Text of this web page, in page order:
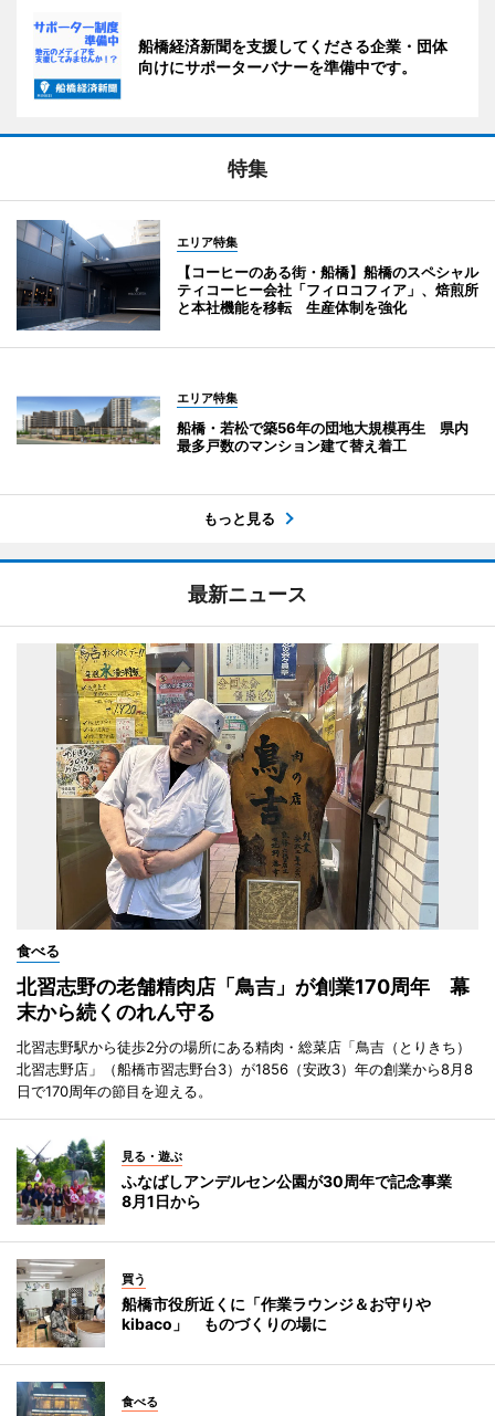
船橋経済新聞を支援してくださる企業・団体
向けにサポーターバナーを準備中です。
特集
エリア特集
【コーヒーのある街・船橋】船橋のスペシャル
ティコーヒー会社「フィロコフィア」、焙煎所
と本社機能を移転 生産体制を強化
エリア特集
船橋・若松で築56年の団地大規模再生 県内
最多戸数のマンション建て替え着工
もっと見る
最新ニュース
食べる
北習志野の老舗精肉店「鳥吉」が創業170周年 幕
末から続くのれん守る
北習志野駅から徒歩2分の場所にある精肉・総菜店「鳥吉（とりきち）
北習志野店」（船橋市習志野台3）が1856（安政3）年の創業から8月8
日で170周年の節目を迎える。
見る・遊ぶ
ふなばしアンデルセン公園が30周年で記念事業
8月1日から
買う
船橋市役所近くに「作業ラウンジ＆お守りや
kibaco」 ものづくりの場に
食べる